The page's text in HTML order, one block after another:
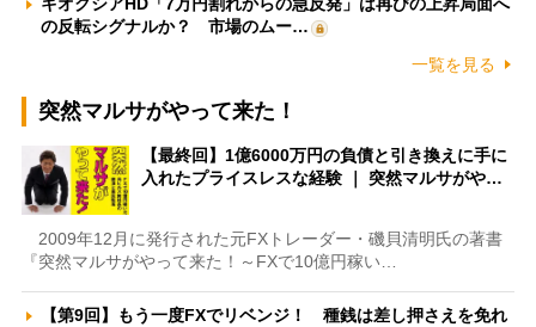
の反転シグナルか？ 市場のムー…
一覧を見る
突然マルサがやって来た！
【最終回】1億6000万円の負債と引き換えに手に
入れたプライスレスな経験 ｜ 突然マルサがや…
2009年12月に発行された元FXトレーダー・磯貝清明氏の著書
『突然マルサがやって来た！～FXで10億円稼い…
【第9回】もう一度FXでリベンジ！ 種銭は差し押さえを免れ